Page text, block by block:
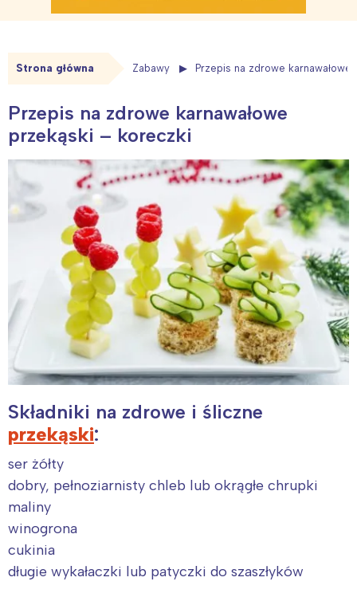
Strona główna Zabawy Przepis na zdrowe
Przepis na zdrowe karnawałowe
przekąski – koreczki
Składniki na zdrowe i śliczne
przekąski:
ser żółty
dobry, pełnoziarnisty chleb lub okrągłe chrupki
maliny
winogrona
cukinia
długie wykałaczki lub patyczki do szaszłyków